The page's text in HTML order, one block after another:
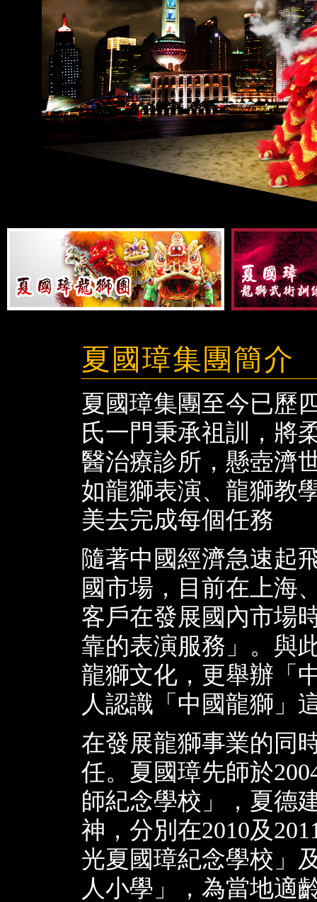
夏國璋集團簡介
夏國璋集團至今已歷
氏一門秉承祖訓，將
醫治療診所，懸壺濟
如龍獅表演、龍獅教
美去完成每個任務
隨著中國經濟急速起
國市場，目前在上海
客戶在發展國內市場
靠的表演服務」。與
龍獅文化，更舉辦「
人認識「中國龍獅」
在發展龍獅事業的同
任。夏國璋先師於
師紀念學校」，夏德
神，分別在2010及
光夏國璋紀念學校」
人小學」，為當地適